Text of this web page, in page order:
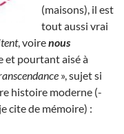
(maisons), il est
tout aussi vrai
, voirenous
et pourtant aisé à
», sujet si
histoire moderne (-
cite de mémoire) :